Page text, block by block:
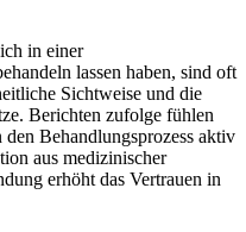
in einer
lassen haben, sind oft
Sichtweise und die
Berichten zufolge fühlen
Behandlungsprozess aktiv
aus medizinischer
erhöht das Vertrauen in